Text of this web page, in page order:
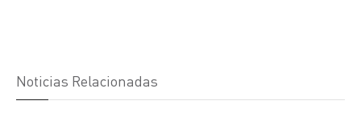
Noticias Relacionadas